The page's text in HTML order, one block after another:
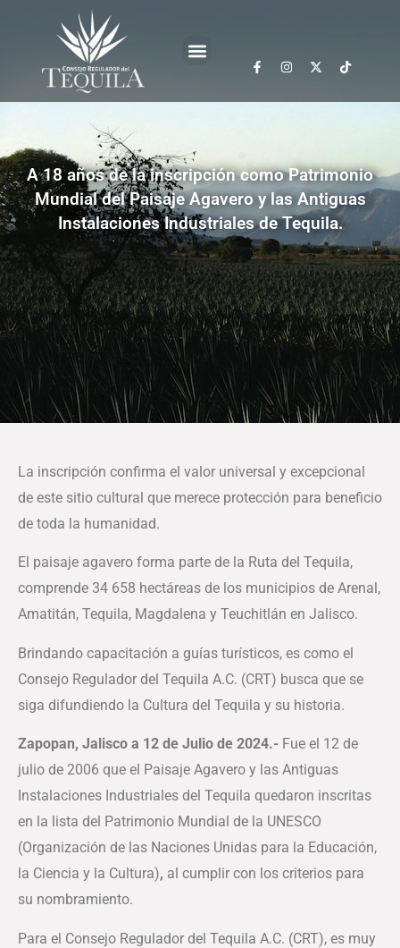
A 18 años de la inscripción como Patrimonio
Mundial del Paisaje Agavero y las Antiguas
Instalaciones Industriales de Tequila.
La inscripción confirma el valor universal y excepcional
de este sitio cultural que merece protección para beneficio
de toda la humanidad.
El paisaje agavero forma parte de la Ruta del Tequila,
comprende 34 658 hectáreas de los municipios de Arenal,
Amatitán, Tequila, Magdalena y Teuchitlán en Jalisco.
Brindando capacitación a guías turísticos, es como el
Consejo Regulador del Tequila A.C. (CRT) busca que se
siga difundiendo la Cultura del Tequila y su historia.
Zapopan, Jalisco a 12 de Julio de 2024.- Fue el 12 de
julio de 2006 que el Paisaje Agavero y las Antiguas
Instalaciones Industriales del Tequila quedaron inscritas
en la lista del Patrimonio Mundial de la UNESCO
(Organización de las Naciones Unidas para la Educación,
la Ciencia y la Cultura), al cumplir con los criterios para
su nombramiento.
Para el Consejo Regulador del Tequila A.C. (CRT), es muy